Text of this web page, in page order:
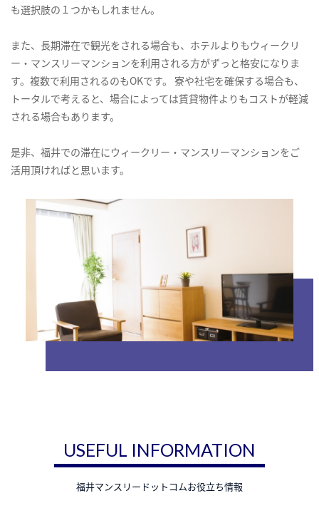
も選択肢の１つかもしれません。
また、長期滞在で観光をされる場合も、ホテルよりもウィークリ
ー・マンスリーマンションを利用される方がずっと格安になりま
す。複数で利用されるのもOKです。 寮や社宅を確保する場合も、
トータルで考えると、場合によっては賃貸物件よりもコストが軽減
される場合もあります。
是非、福井での滞在にウィークリー・マンスリーマンションをご
活用頂ければと思います。
USEFUL INFORMATION
福井マンスリードットコムお役立ち情報